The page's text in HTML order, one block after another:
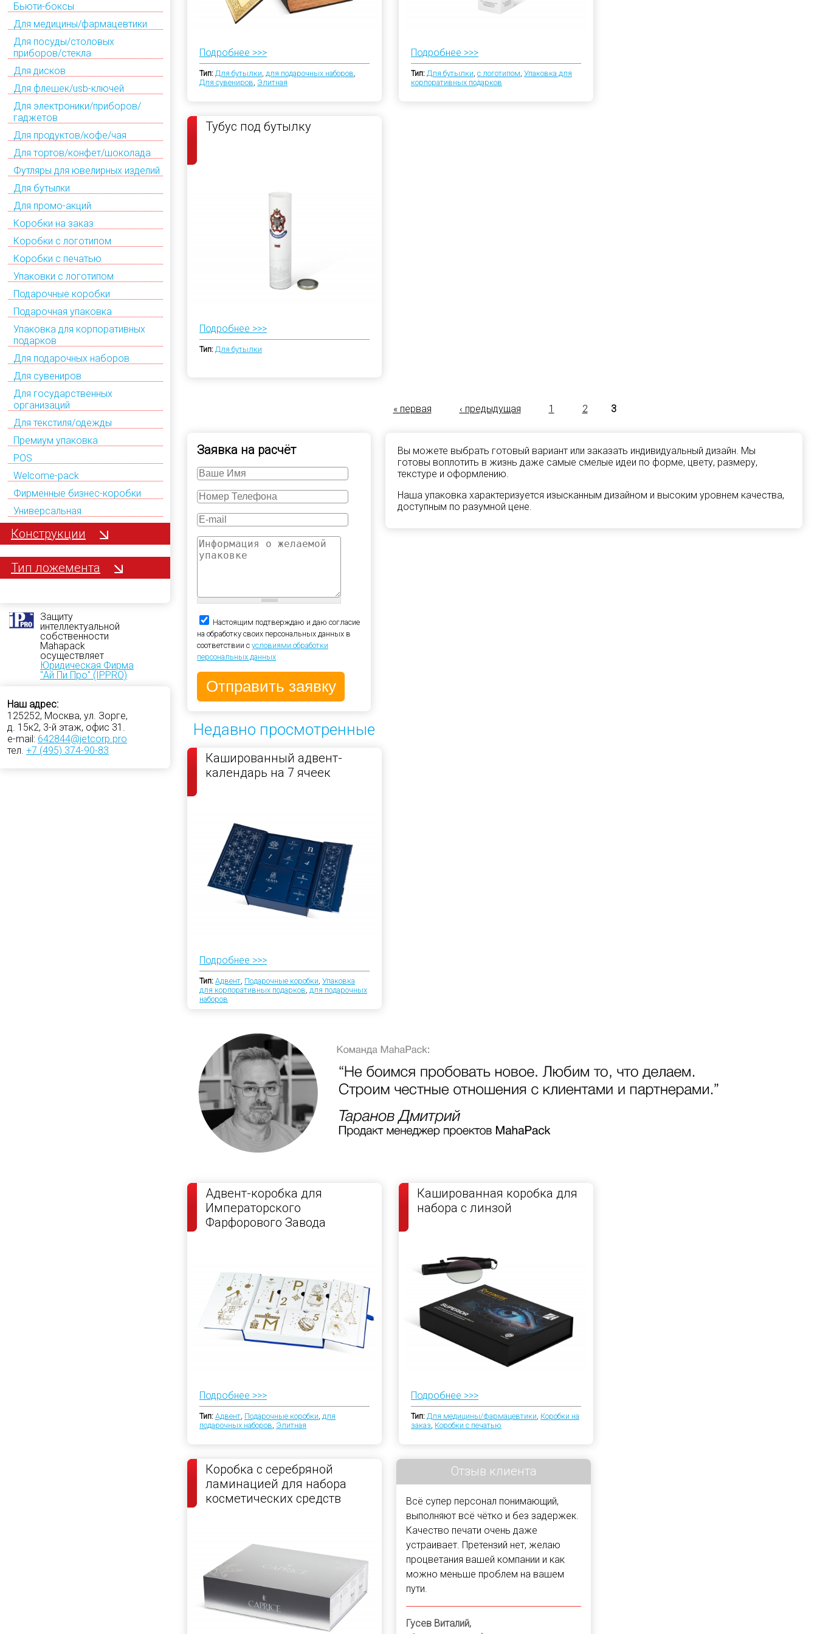
Бьюти-боксы
Для медицины/фармацевтики
Для посуды/столовых
приборов/стекла
Для дисков
Для флешек/usb-ключей
Для электроники/приборов/
гаджетов
Для продуктов/кофе/чая
Для тортов/конфет/шоколада
Футляры для ювелирных изделий
Для бутылки
Для промо-акций
Коробки на заказ
Коробки с логотипом
Коробки с печатью
Упаковки с логотипом
Подарочные коробки
Подарочная упаковка
Упаковка для корпоративных
подарков
Для подарочных наборов
Для сувениров
Для государственных
организаций
Для текстиля/одежды
Премиум упаковка
POS
Welcome-pack
Фирменные бизнес-коробки
Универсальная
Конструкции
Тип ложемента
Защиту
интеллектуальной
собственности
Mahapack
осуществляет
Юридическая Фирма
"Ай Пи Про" (IPPRO)
Наш адрес:
125252, Москва, ул. Зорге,
д. 15к2, 3-й этаж, офис 31.
e-mail: 642844@jetcorp.pro
тел. +7 (495) 374-90-83
Подробнее >>>
Тип: Для бутылки, для подарочных наборов,
Для сувениров, Элитная
Подробнее >>>
Тип: Для бутылки, с логотипом, Упаковка для
корпоративных подарков
Тубус под бутылку
Подробнее >>>
Тип: Для бутылки
« первая ‹ предыдущая 1 2 3
Заявка на расчёт
Настоящим подтверждаю и даю согласие
на обработку своих персональных данных в
соответствии с условиями обработки
персональных данных
Вы можете выбрать готовый вариант или заказать индивидуальный дизайн. Мы
готовы воплотить в жизнь даже самые смелые идеи по форме, цвету, размеру,
текстуре и оформлению.
Наша упаковка характеризуется изысканным дизайном и высоким уровнем качества,
доступным по разумной цене.
Недавно просмотренные
Кашированный адвент-
календарь на 7 ячеек
Подробнее >>>
Тип: Адвент, Подарочные коробки, Упаковка
для корпоративных подарков, для подарочных
наборов
Адвент-коробка для
Императорского
Фарфорового Завода
Подробнее >>>
Тип: Адвент, Подарочные коробки, для
подарочных наборов, Элитная
Кашированная коробка для
набора с линзой
Подробнее >>>
Тип: Для медицины/фармацевтики, Коробки на
заказ, Коробки с печатью
Коробка с серебряной
ламинацией для набора
косметических средств
Отзыв клиента
Всё супер персонал понимающий,
выполняют всё чётко и без задержек.
Качество печати очень даже
устраивает. Претензий нет, желаю
процветания вашей компании и как
можно меньше проблем на вашем
пути.
Гусев Виталий,